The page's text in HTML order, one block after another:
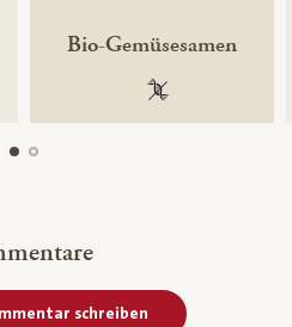
Bio-Gemüsesamen
100 %
schreiben